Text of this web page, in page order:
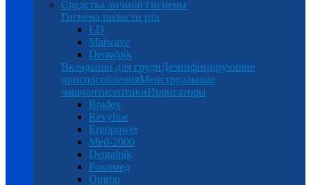
Средства личной гигиены
Гигиена полости рта
LD
Matwave
Dentalpik
Вкладыши для грудиДезинфицирующие
приспособленияМенструальные
чашиантисептикиИрригаторы
Bradex
Revyline
Ergopower
Med-2000
Dentalpik
Рокимед
Omron